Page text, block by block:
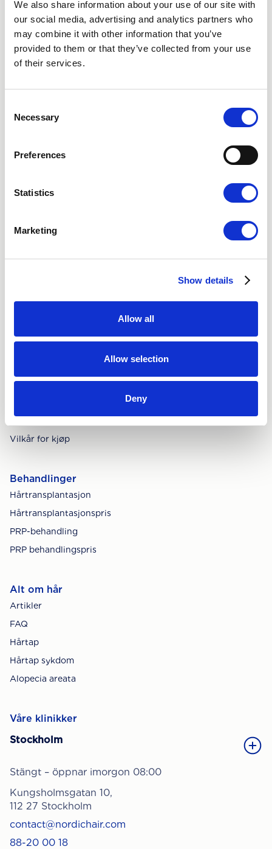
We also share information about your use of our site with
our social media, advertising and analytics partners who
may combine it with other information that you’ve
provided to them or that they’ve collected from your use
of their services.
Selection
Necessary
Preferences
Statistics
Marketing
Show details
Allow all
Allow selection
Deny
BOKA KONSULTASJON
Din hårreise begynner med
en samtale
Gratis konsultasjon - ingen forpliktelse, bare et
første skritt mot å forstå hva som er riktig for deg.
Om oss
Personvernerklæring
Vilkår for kjøp
Behandlinger
Hårtransplantasjon
Hårtransplantasjonspris
PRP-behandling
PRP behandlingspris
Alt om hår
Artikler
FAQ
Hårtap
Hårtap sykdom
Alopecia areata
Våre klinikker
Stockholm
Stängt – öppnar imorgon 08:00
Kungsholmsgatan 10,
112 27 Stockholm
contact@nordichair.com
88-20 00 18